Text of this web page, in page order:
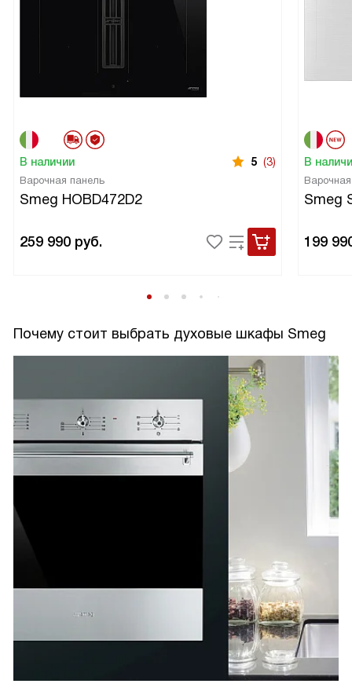
В наличии 5 (3)
Варочная панель
Smeg HOBD472D2
259 990 руб.
В
Smeg
199
Почему стоит выбрать духовые шкафы Smeg